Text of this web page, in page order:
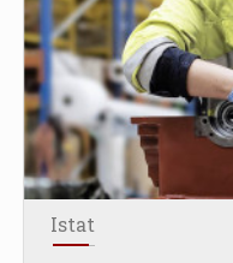
Istat